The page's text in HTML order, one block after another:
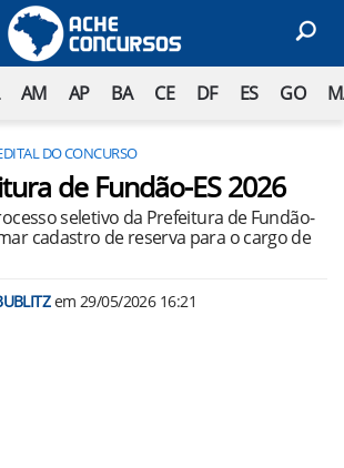
AM AP BA CE DF ES GO
DO CONCURSO
de Fundão-ES 2026
seletivo da Prefeitura de Fundão-
cadastro de reserva para o cargo de
em 29/05/2026 16:21